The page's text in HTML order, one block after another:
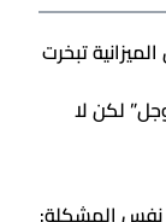
تبخرت
لكن لا
نفس المشكلة: